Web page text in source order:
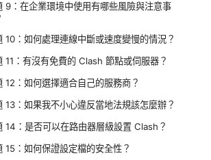
9：在企業環境中使用有哪些風險與注意事
10：如何處理連線中斷或速度變慢的情況？
11：有沒有免費的 Clash 節點或伺服器？
12：如何選擇適合自己的服務商？
13：如果我不小心違反當地法規該怎麼辦？
14：是否可以在路由器層級設置 Clash？
15：如何保證設定檔的安全性？